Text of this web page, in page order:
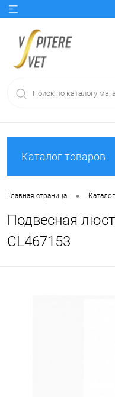
Каталог товаров
Главная страница •
Подвесная
CL467153